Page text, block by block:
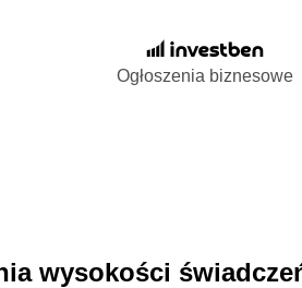
Ogłoszenia biznesowe
wysokości